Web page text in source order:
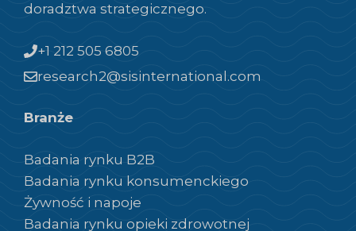
doradztwa strategicznego.
+1 212 505 6805
research2@sisinternational.com
Branże
Badania rynku B2B
Badania rynku konsumenckiego
Żywność i napoje
Badania rynku opieki zdrowotnej